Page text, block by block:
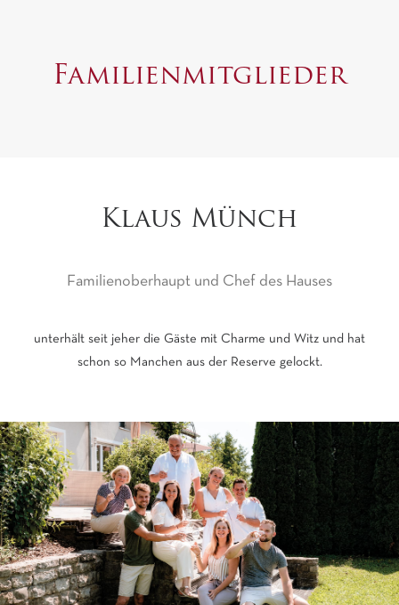
Familienmitglieder
Klaus Münch
Familienoberhaupt und Chef des Hauses
unterhält seit jeher die Gäste mit Charme und Witz und hat
schon so Manchen aus der Reserve gelockt.